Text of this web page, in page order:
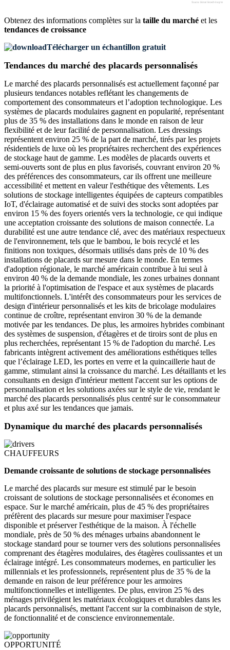
Obtenez des informations complètes sur la taille du marché et les
tendances de croissance
Télécharger un échantillon gratuit
Tendances du marché des placards personnalisés
Le marché des placards personnalisés est actuellement façonné par
plusieurs tendances notables reflétant les changements de
comportement des consommateurs et l’adoption technologique. Les
systèmes de placards modulaires gagnent en popularité, représentant
plus de 35 % des installations dans le monde en raison de leur
flexibilité et de leur facilité de personnalisation. Les dressings
représentent environ 25 % de la part de marché, tirés par les projets
résidentiels de luxe où les propriétaires recherchent des expériences
de stockage haut de gamme. Les modèles de placards ouverts et
semi-ouverts sont de plus en plus favorisés, couvrant environ 20 %
des préférences des consommateurs, car ils offrent une meilleure
accessibilité et mettent en valeur l'esthétique des vêtements. Les
solutions de stockage intelligentes équipées de capteurs compatibles
IoT, d'éclairage automatisé et de suivi des stocks sont adoptées par
environ 15 % des foyers orientés vers la technologie, ce qui indique
une acceptation croissante des solutions de maison connectée. La
durabilité est une autre tendance clé, avec des matériaux respectueux
de l'environnement, tels que le bambou, le bois recyclé et les
finitions non toxiques, désormais utilisés dans près de 10 % des
installations de placards sur mesure dans le monde. En termes
d'adoption régionale, le marché américain contribue à lui seul à
environ 40 % de la demande mondiale, les zones urbaines donnant
la priorité à l'optimisation de l'espace et aux systèmes de placards
multifonctionnels. L'intérêt des consommateurs pour les services de
design d'intérieur personnalisés et les kits de bricolage modulaires
continue de croître, représentant environ 30 % de la demande
motivée par les tendances. De plus, les armoires hybrides combinant
des systèmes de suspension, d'étagères et de tiroirs sont de plus en
plus recherchées, représentant 15 % de l'adoption du marché. Les
fabricants intègrent activement des améliorations esthétiques telles
que l’éclairage LED, les portes en verre et la quincaillerie haut de
gamme, stimulant ainsi la croissance du marché. Les détaillants et les
consultants en design d'intérieur mettent l'accent sur les options de
personnalisation et les solutions axées sur le style de vie, rendant le
marché des placards personnalisés plus centré sur le consommateur
et plus axé sur les tendances que jamais.
Dynamique du marché des placards personnalisés
CHAUFFEURS
Demande croissante de solutions de stockage personnalisées
Le marché des placards sur mesure est stimulé par le besoin
croissant de solutions de stockage personnalisées et économes en
espace. Sur le marché américain, plus de 45 % des propriétaires
préfèrent des placards sur mesure pour maximiser l'espace
disponible et préserver l'esthétique de la maison. À l'échelle
mondiale, près de 50 % des ménages urbains abandonnent le
stockage standard pour se tourner vers des solutions personnalisées
comprenant des étagères modulaires, des étagères coulissantes et un
éclairage intégré. Les consommateurs modernes, en particulier les
millennials et les professionnels, représentent plus de 35 % de la
demande en raison de leur préférence pour les armoires
multifonctionnelles et intelligentes. De plus, environ 25 % des
ménages privilégient les matériaux écologiques et durables dans les
placards personnalisés, mettant l'accent sur la combinaison de style,
de fonctionnalité et de conscience environnementale.
OPPORTUNITÉ